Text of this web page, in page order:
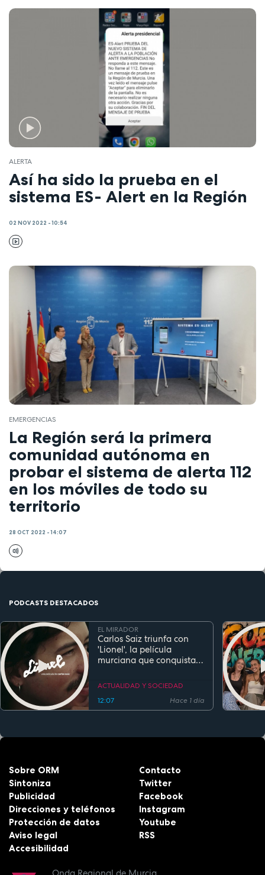
ALERTA
Así ha sido la prueba en el
sistema ES- Alert en la Región
02 NOV 2022 - 10:54
EMERGENCIAS
La Región será la primera
comunidad autónoma en
probar el sistema de alerta 112
en los móviles de todo su
territorio
28 OCT 2022 - 14:07
PODCASTS DESTACADOS
EL MIRADOR
Carlos Saiz triunfa con
'Lionel', la película
murciana que conquista
estreno
ACTUALIDAD Y SOCIEDAD
12:07
Hace 1 día
Sobre ORM
Sintoniza
Publicidad
Direcciones y teléfonos
Protección de datos
Aviso legal
Accesibilidad
Contacto
Twitter
Facebook
Instagram
Youtube
RSS